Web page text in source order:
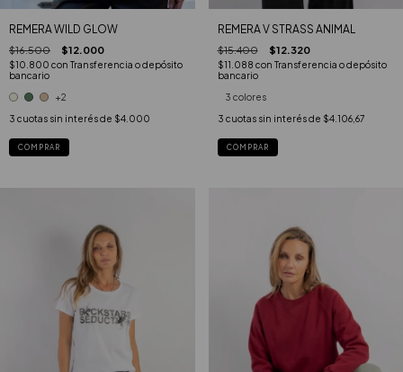
REMERA WILD GLOW
$16.500 $12.000
$10.800 con Transferencia o depósito
bancario
+2
3 cuotas sin interés de $4.000
COMPRAR
REMERA V STRASS ANIMAL
$15.400 $12.320
$11.088 con Transferencia o depósito
bancario
3 colores
3 cuotas sin interés de $4.106,67
COMPRAR